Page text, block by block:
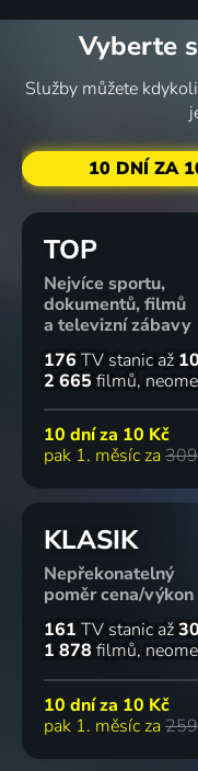
Vyberte
Služby můžete
10 DNÍ ZA
TOP
Nejvíce sportu,
dokumentů, filmů
a televizní zábavy
176 TV stanic až
2 665 filmů
10 dní za 10 Kč
pak 1. měsíc za
KLASIK
Nepřekonatelný
poměr cena/výkon
161 TV stanic až30
1 878 filmů
10 dní za 10 Kč
pak 1. měsíc za